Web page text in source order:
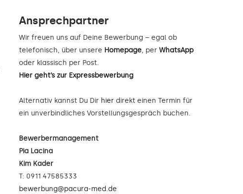
Ansprechpartner
Wir freuen uns auf Deine Bewerbung – egal ob
telefonisch, über unsere Homepage, per WhatsApp
oder klassisch per Post.
Hier geht’s zur Expressbewerbung
Alternativ kannst Du Dir hier direkt einen Termin für
ein unverbindliches Vorstellungsgespräch buchen.
Bewerbermanagement
Pia Lacina
Kim Kader
T: 0911 47585333
bewerbung@pacura-med.de